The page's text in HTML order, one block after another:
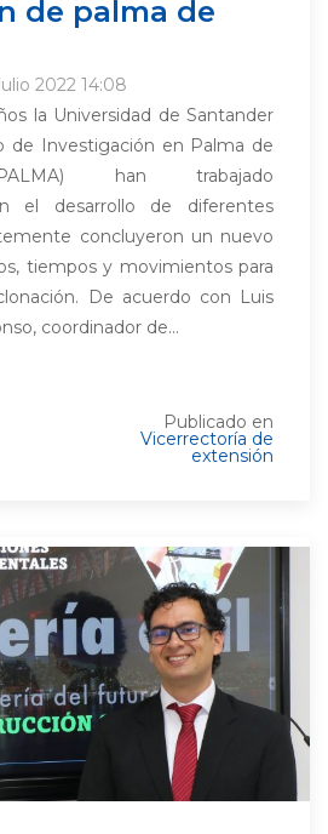
de palma de
2022 14:08
la Universidad de Santander
de Investigación en Palma de
han trabajado
el desarrollo de diferentes
concluyeron un nuevo
tiempos y movimientos para
De acuerdo con Luis
coordinador de...
Publicado en
Vicerrectoría de
extensión